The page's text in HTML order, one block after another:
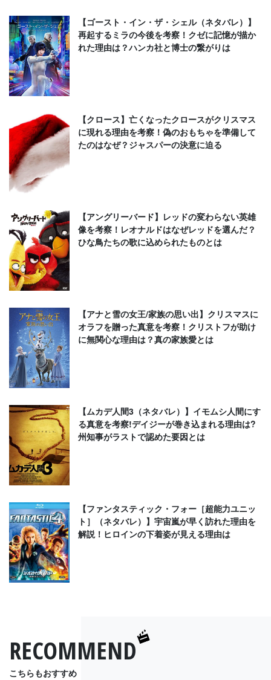
【ゴースト・イン・ザ・シェル（ネタバレ）】
再起するミラの今後を考察！クゼに記憶が描か
れた理由は？ハンカ社と博士の繋がりは
【クロース】亡くなったクロースがクリスマス
に現れる理由を考察！偽のおもちゃを準備して
たのはなぜ？ジャスパーの決意に迫る
【アングリーバード】レッドの変わらない英雄
像を考察！レオナルドはなぜレッドを選んだ？
ひな鳥たちの歌に込められたものとは
【アナと雪の女王/家族の思い出】クリスマスに
オラフを贈った真意を考察！クリストフが助け
に無関心な理由は？真の家族愛とは
【ムカデ人間3（ネタバレ）】イモムシ人間にす
る真意を考察!デイジーが巻き込まれる理由は?
州知事がラストで認めた要因とは
【ファンタスティック・フォー［超能力ユニッ
ト］（ネタバレ）】宇宙嵐が早く訪れた理由を
解説！ヒロインの下着姿が見える理由は
RECOMMEND
こちらもおすすめ